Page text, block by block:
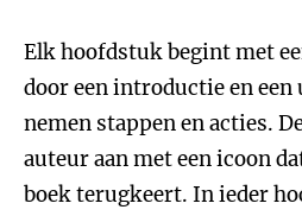
Elk hoofdstuk begint met
door een introductie en een
nemen stappen en acties.
auteur aan met een icoon
boek terugkeert. In ieder